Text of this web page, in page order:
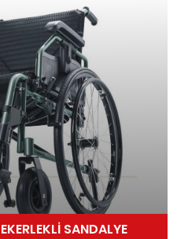
SANDALYE